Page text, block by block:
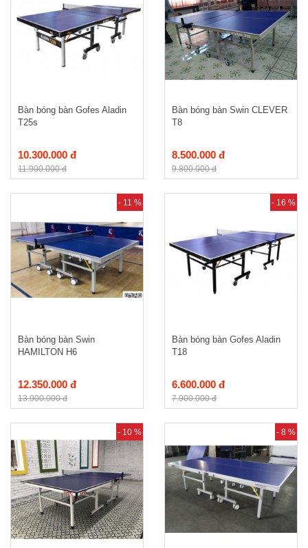
Bàn bóng bàn Gofes Aladin
T25s
10.300.000 đ
11.900.000 đ
Bàn bóng bàn Swin CLEVER
T8
8.500.000 đ
9.800.000 đ
- 11 %
Bàn bóng bàn Swin
HAMILTON H6
12.350.000 đ
13.900.000 đ
- 16 %
Bàn bóng bàn Gofes Aladin
T18
6.600.000 đ
7.900.000 đ
- 10 % - 8 %